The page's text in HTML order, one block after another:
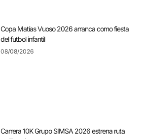
Copa Matías Vuoso 2026 arranca como fiesta
del futbol infantil
08/08/2026
Carrera 10K Grupo SIMSA 2026 estrena ruta